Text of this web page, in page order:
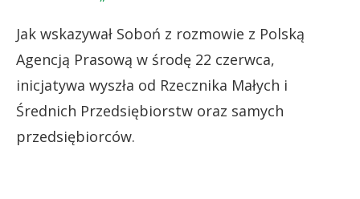
Jak wskazywał Soboń z rozmowie z Polską
Agencją Prasową w środę 22 czerwca,
inicjatywa wyszła od Rzecznika Małych i
Średnich Przedsiębiorstw oraz samych
przedsiębiorców.